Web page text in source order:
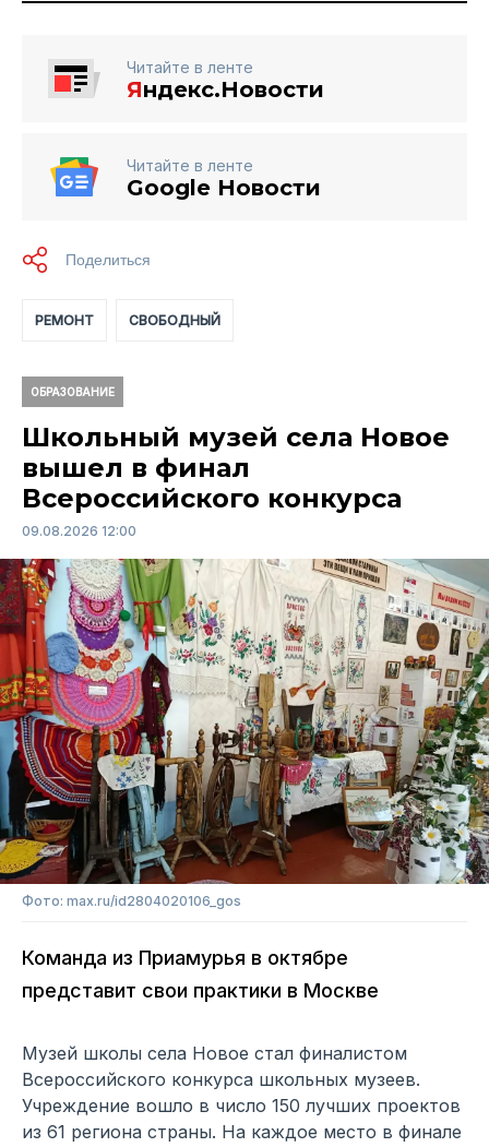
Читайте в ленте
Яндекс.Новости
Читайте в ленте
Google Новости
РЕМОНТ СВОБОДНЫЙ
ОБРАЗОВАНИЕ
Школьный музей села Новое
вышел в финал
Всероссийского конкурса
09.08.2026 12:00
Фото: max.ru/id2804020106_gos
Команда из Приамурья в октябре
представит свои практики в Москве
Музей школы села Новое стал финалистом
Всероссийского конкурса школьных музеев.
Учреждение вошло в число 150 лучших проектов
из 61 региона страны. На каждое место в финале